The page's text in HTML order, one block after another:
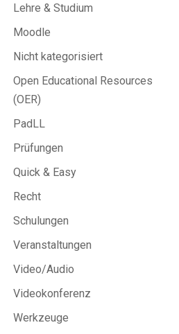
Lehre & Studium
Moodle
Nicht kategorisiert
Open Educational Resources
(OER)
PadLL
Prüfungen
Quick & Easy
Recht
Schulungen
Veranstaltungen
Video/Audio
Videokonferenz
Werkzeuge